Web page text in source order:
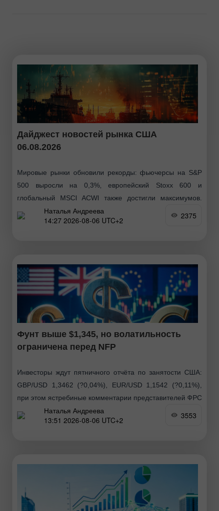
Дайджест новостей рынка США
06.08.2026
Мировые рынки обновили рекорды: фьючерсы на S&P
500 выросли на 0,3%, европейский Stoxx 600 и
глобальный MSCI ACWI также достигли максимумов.
Поддержку оказали бум интереса к сектору ИИ (в
Наталья Андреева
14:27 2026-08-06 UTC+2
2375
Фунт выше $1,345, но волатильность
ограничена перед NFP
Инвесторы ждут пятничного отчёта по занятости США:
GBP/USD 1,3462 (?0,04%), EUR/USD 1,1542 (?0,11%),
при этом ястребиные комментарии представителей ФРС
поддерживают доллар, а соглашение Ирана и Омана
опустило Brent ниже $80
Наталья Андреева
13:51 2026-08-06 UTC+2
3553